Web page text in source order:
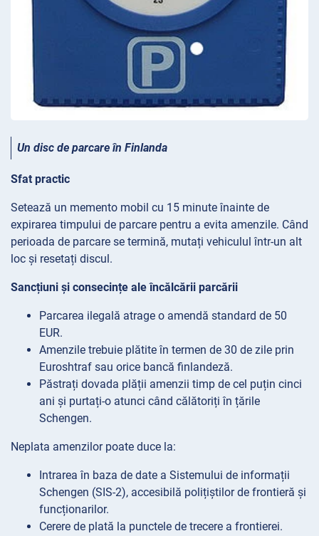
Un disc de parcare în Finlanda
Sfat practic
Setează un memento mobil cu 15 minute înainte de
expirarea timpului de parcare pentru a evita amenzile. Când
perioada de parcare se termină, mutați vehiculul într-un alt
loc și resetați discul.
Sancțiuni și consecințe ale încălcării parcării
Parcarea ilegală atrage o amendă standard de 50
EUR.
Amenzile trebuie plătite în termen de 30 de zile prin
Euroshtraf sau orice bancă finlandeză.
Păstrați dovada plății amenzii timp de cel puțin cinci
ani și purtați-o atunci când călătoriți în țările
Schengen.
Neplata amenzilor poate duce la:
Intrarea în baza de date a Sistemului de informații
Schengen (SIS-2), accesibilă polițiștilor de frontieră și
funcționarilor.
Cerere de plată la punctele de trecere a frontierei.